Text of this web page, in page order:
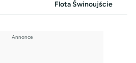
Flota Świnoujście